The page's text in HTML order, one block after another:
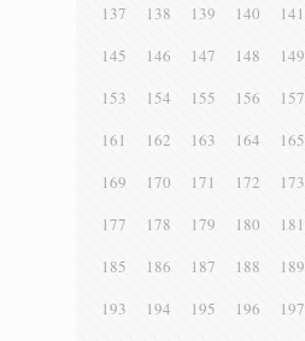
137
138 139 140 141
145
146 147 148 149
153
154 155 156 157
161
162 163 164 165
169
170 171 172 173
177
178 179 180 181
185
186 187 188 189
193
194 195 196 197